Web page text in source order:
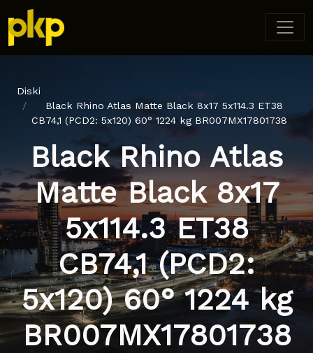
Diski
Black Rhino Atlas Matte Black 8x17 5x114.3 ET38
CB74,1 (PCD2: 5x120) 60° 1224 kg BR007MX17801738
Black Rhino Atlas
Matte Black 8x17
5x114.3 ET38
CB74,1 (PCD2:
5x120) 60° 1224 kg
BR007MX17801738